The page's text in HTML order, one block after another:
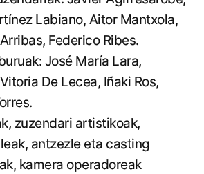
Labiano, Aitor Mantxola,
Federico Ribes.
José María Lara,
De Lecea, Iñaki Ros,
zuzendari artistikoak,
antzezle eta casting
kamera operadoreak